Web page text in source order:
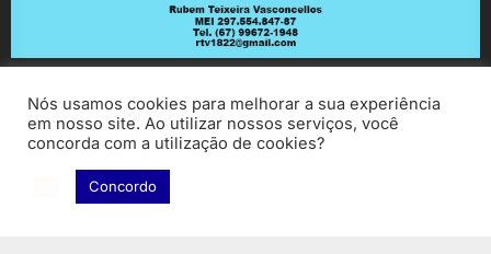
Copyright © 2026RV Notícias.
Nós usamos cookies para melhorar a sua experiência
em nosso site. Ao utilizar nossos serviços, você
concorda com a utilização de cookies?
Concordo